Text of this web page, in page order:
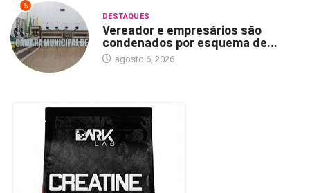
5
DESTAQUES
Vereador e empresários são
condenados por esquema de...
agosto 6, 2026